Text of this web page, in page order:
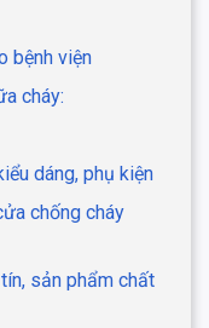
bệnh viện
cháy:
dáng, phụ kiện
chống cháy
sản phẩm chất